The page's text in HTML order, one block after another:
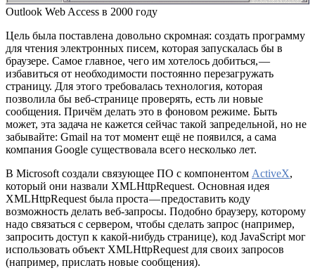
Outlook Web Access в 2000 году
Цель была поставлена довольно скромная: создать программу
для чтения электронных писем, которая запускалась бы в
браузере. Самое главное, чего им хотелось добиться, —
избавиться от необходимости постоянно перезагружать
страницу. Для этого требовалась технология, которая
позволила бы веб-странице проверять, есть ли новые
сообщения. Причём делать это в фоновом режиме. Быть
может, эта задача не кажется сейчас такой запредельной, но не
забывайте: Gmail на тот момент ещё не появился, а сама
компания Google существовала всего несколько лет.
В Microsoft создали связующее ПО с компонентом ActiveX,
который они назвали XMLHttpRequest. Основная идея
XMLHttpRequest была проста — предоставить коду
возможность делать веб-запросы. Подобно браузеру, которому
надо связаться с сервером, чтобы сделать запрос (например,
запросить доступ к какой-нибудь странице), код JavaScript мог
использовать объект XMLHttpRequest для своих запросов
(например, прислать новые сообщения).